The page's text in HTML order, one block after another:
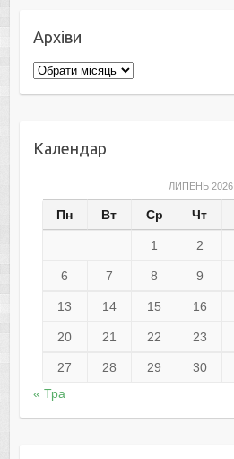
Архіви
Архіви
Календар
ЛИПЕНЬ 2026
Пн Вт Ср Чт
1 2
6 7 8 9
13 14 15 16
20 21 22 23
27 28 29 30
« Тра